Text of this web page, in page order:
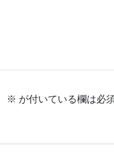
※ が付いている欄は必